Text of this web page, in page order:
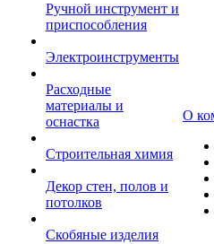
Ручной инструмент и
приспособления
Электроинструменты
Расходные
материалы и
оснастка
Строительная химия
Декор стен, полов и
потолков
Скобяные изделия
О